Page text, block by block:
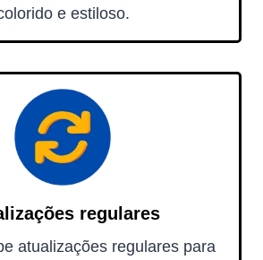
e estiloso.
regulares
atualizações regulares para